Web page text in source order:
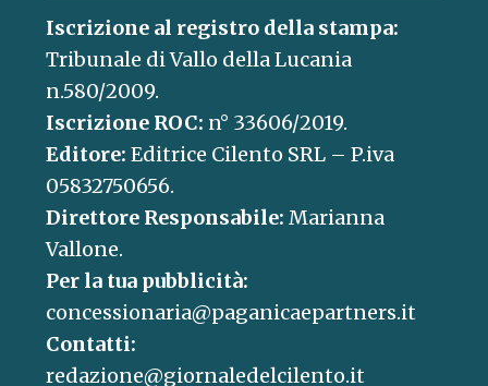
Iscrizione al registro della stampa:
Tribunale di Vallo della Lucania
n.580/2009.
Iscrizione ROC: n° 33606/2019.
Editore: Editrice Cilento SRL – P.iva
05832750656.
Direttore Responsabile: Marianna
Vallone.
Per la tua pubblicità:
concessionaria@paganicaepartners.it
Contatti:
redazione@giornaledelcilento.it